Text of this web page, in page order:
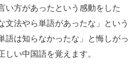
い方があったという感動をした
文法やら単語があったな」という
語は知らなかったな」と悔しがっ
しい中国語を覚えます。